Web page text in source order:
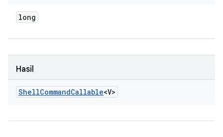
long
Hasil
ShellCommandCallable<V>